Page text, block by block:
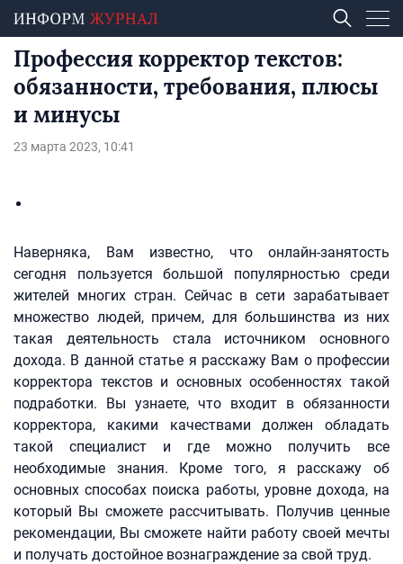
Профессия корректор текстов:
обязанности, требования, плюсы
и минусы
23 марта 2023, 10:41
Наверняка, Вам известно, что онлайн-занятость
сегодня пользуется большой популярностью среди
жителей многих стран. Сейчас в сети зарабатывает
множество людей, причем, для большинства из них
такая деятельность стала источником основного
дохода. В данной статье я расскажу Вам о профессии
корректора текстов и основных особенностях такой
подработки. Вы узнаете, что входит в обязанности
корректора, какими качествами должен обладать
такой специалист и где можно получить все
необходимые знания. Кроме того, я расскажу об
основных способах поиска работы, уровне дохода, на
который Вы сможете рассчитывать. Получив ценные
рекомендации, Вы сможете найти работу своей мечты
и получать достойное вознаграждение за свой труд.